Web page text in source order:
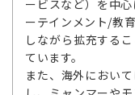
ービスなど）を中
ーテインメント/教
しながら拡充する
ています。
また、海外におい